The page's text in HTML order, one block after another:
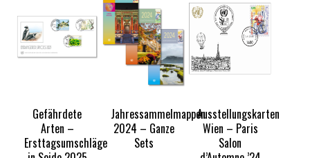
Gefährdete
Arten –
Ersttagsumschläge
Jahressammelmappen
2024 – Ganze
Sets
Ausstellungskarten
Wien – Paris
Salon